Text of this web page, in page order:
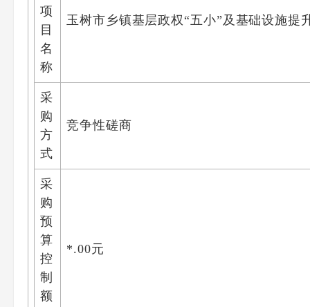
项
目
名
称
玉树市乡镇基层政权“五小”及基础设施提
采
购
方
式
竞争性磋商
采
购
预
算
控
制
额
*.00元